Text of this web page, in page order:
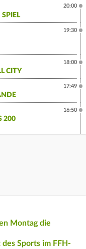
20:00
19:30
CITY
18:00
17:49
200
16:50
Montag die
Sports im FFH-